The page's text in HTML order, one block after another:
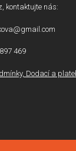
kontaktujte nás:
469
Dodací a